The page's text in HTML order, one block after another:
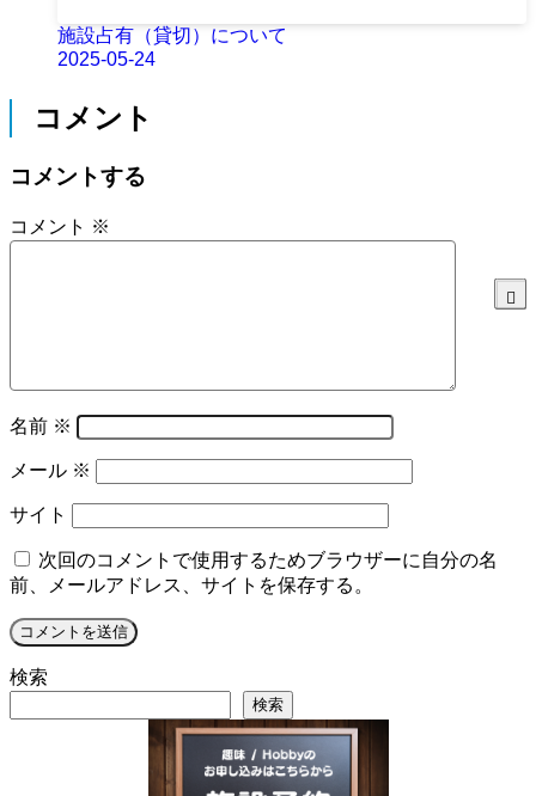
施設占有（貸切）について
2025-05-24
コメント
コメントする
コメント ※
名前 ※
メール ※
サイト
次回のコメントで使用するためブラウザーに自分の名
前、メールアドレス、サイトを保存する。
検索
検索